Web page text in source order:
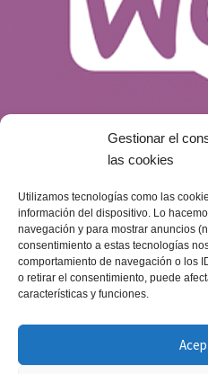
Gestionar el
las cookies
Utilizamos tecnologías como las
información del dispositivo. Lo
navegación y para mostrar anuncios
consentimiento a estas tecnologías
comportamiento de navegación o los
o retirar el consentimiento, puede
características y funciones.
¿Qué es
opción para tu
14 de mayo de 2024